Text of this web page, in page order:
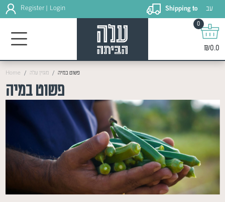
Register Login Shipping to
עב
0
₪0.0
Home מגזין עלה פשוט במיה
פשוט במיה